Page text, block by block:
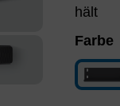
hält
Farbe